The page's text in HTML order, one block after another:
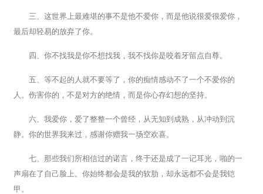
三、这世界上最难堪的事不是他不爱你，而是他说很爱很爱你，
最后却轻易的放弃了你。
四、你不找我是你不想找我，我不找你是咬着牙留点自尊。
五、等不起的人就不要等了，你的痴情感动不了一个不爱你的
人。伤害你的，不是对方的绝情，而是你心存幻想的坚持。
六、我爱你，爱了整整一个曾经，从无知到成熟，从冲动到沉
静。你的世界我来过，感谢你赠我一场空欢喜。
七、那些我们所相信过的诺言，终于还是成了一记耳光，啪的一
声扇在了自己脸上。你始终都会是我的软肋，却永远都不会是我铠
甲。